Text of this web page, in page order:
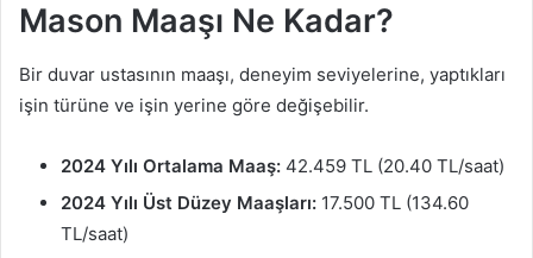
Mason Maaşı Ne Kadar?
Bir duvar ustasının maaşı, deneyim seviyelerine, yaptıkları
işin türüne ve işin yerine göre değişebilir.
2024 Yılı Ortalama Maaş: 42.459 TL (20.40 TL/saat)
2024 Yılı Üst Düzey Maaşları: 17.500 TL (134.60
TL/saat)